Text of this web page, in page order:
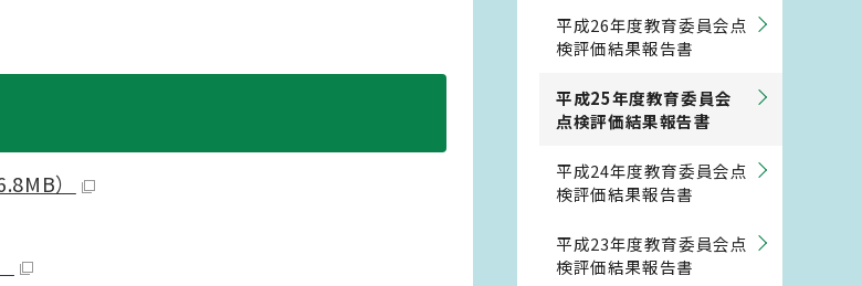
）
平成26年度教育委員会点
検評価結果報告書
平成25年度教育委員会
点検評価結果報告書
平成24年度教育委員会点
検評価結果報告書
平成23年度教育委員会点
検評価結果報告書